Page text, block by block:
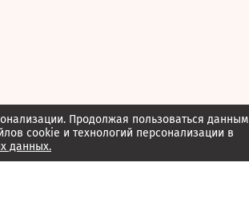
Продолжая пользоваться данным
cookie и технологий персонализации в
данных.